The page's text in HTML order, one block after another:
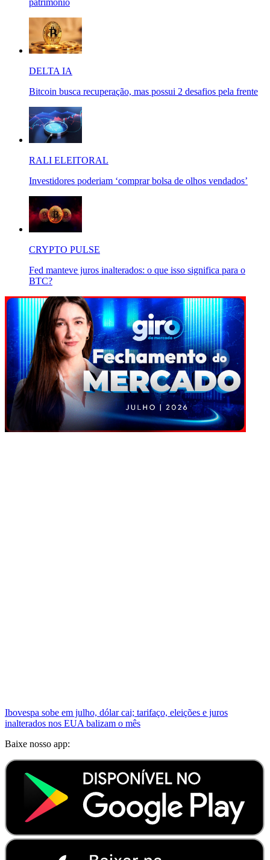
patrimônio
DELTA IA
Bitcoin busca recuperação, mas possui 2 desafios pela frente
RALI ELEITORAL
Investidores poderiam ‘comprar bolsa de olhos vendados’
CRYPTO PULSE
Fed manteve juros inalterados: o que isso significa para o
BTC?
Ibovespa sobe em julho, dólar cai; tarifaço, eleições e juros
inalterados nos EUA balizam o mês
Baixe nosso app: